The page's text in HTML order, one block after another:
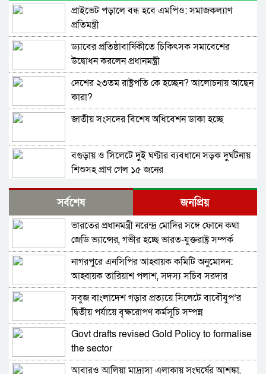
প্রাইভেট পড়ালে বন্ধ হবে এমপিও: সমাজকল্যাণ
প্রতিমন্ত্রী
ড্যাবের প্রতিষ্ঠাবার্ষিকীতে চিকিৎসক সমাবেশের
উদ্বোধন করলেন প্রধানমন্ত্রী
দেশের ২৩তম রাষ্ট্রপতি কে হচ্ছেন? আলোচনায় আছেন
কারা?
জাতীয় সংসদের বিশেষ অধিবেশন ডাকা হচ্ছে
বগুড়ায় ও সিলেটে দুই ঘণ্টার ব্যবধানে সড়ক দুর্ঘটনায়
শিশুসহ প্রাণ গেল ১৫ জনের
বিমানবন্দরে ভিআইপি-সিআইপিসহ সবাইকে তল্লাশির
নির্দেশ
বিটিভির মহাপরিচালক হলেন কাজী জেসিন
র‍্যাব বিলুপ্ত করে আনা হচ্ছে নতুন বাহিনী
ভারত সফরের সিদ্ধান্ত প্রধানমন্ত্রী নেবেন: পররাষ্ট্র
প্রতিমন্ত্রী
সচিব পদে পদোন্নতি পেলেন জেসমিন নাহার
সর্বশেষ জনপ্রিয়
ভারতের প্রধানমন্ত্রী নরেন্দ্র মোদির সঙ্গে ফোনে কথা
জেডি ভ্যান্সের, গভীর হচ্ছে ভারত-যুক্তরাষ্ট্র সম্পর্ক
নাগরপুরে এনসিপির আহ্বায়ক কমিটি অনুমোদন:
আহ্বায়ক তারিয়াশ পলাশ, সদস্য সচিব সরদার
আশরাফ
সবুজ বাংলাদেশ গড়ার প্রত্যয়ে সিলেটে বাবৌযুপ’র
দ্বিতীয় পর্যায়ে বৃক্ষরোপণ কর্মসূচি সম্পন্ন
Govt drafts revised Gold Policy to formalise
the sector
আবারও আলিয়া মাদ্রাসা এলাকায় সংঘর্ষের আশঙ্কা,